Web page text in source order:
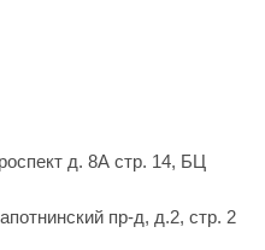
д. 8А стр. 14, БЦ
пр-д, д.2, стр. 2